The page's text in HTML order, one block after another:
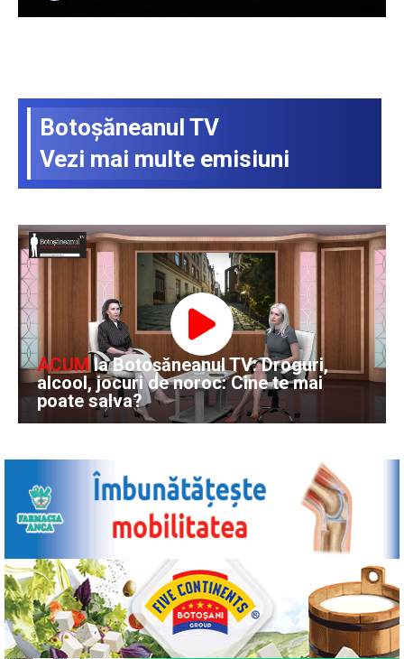
Botoşăneanul TV
Vezi mai multe emisiuni
ACUMla Botoșăneanul TV: Droguri,
alcool, jocuri de noroc: Cine te mai
poate salva?